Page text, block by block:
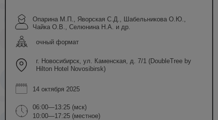
Опарина М.П., Яворская С.Д., Шабельникова О.Ю.,
Чайка О.В., Селюнина Н.А. и др.
очный формат
г. Новосибирск, ул. Каменская, д. 7/1 (DoubleTree by
Hilton Hotel Novosibirsk)
14 октября 2025
06:00—13:25 (мск)
10:00—17:25 (местное)